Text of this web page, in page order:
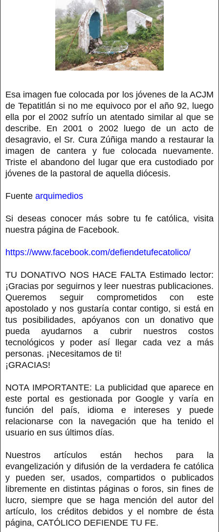
Esa imagen fue colocada por los jóvenes de la ACJM
de Tepatitlán si no me equivoco por el año 92, luego
ella por el 2002 sufrío un atentado similar al que se
describe. En 2001 o 2002 luego de un acto de
desagravio, el Sr. Cura Zúñiga mando a restaurar la
imagen de cantera y fue colocada nuevamente.
Triste el abandono del lugar que era custodiado por
jóvenes de la pastoral de aquella diócesis.
Fuente arquimedios
Si deseas conocer más sobre tu fe católica, visita
nuestra página de Facebook.
https://www.facebook.com/defiendetufecatolico/
TU DONATIVO NOS HACE FALTA Estimado lector:
¡Gracias por seguirnos y leer nuestras publicaciones.
Queremos seguir comprometidos con este
apostolado y nos gustaría contar contigo, si está en
tus posibilidades, apóyanos con un donativo que
pueda ayudarnos a cubrir nuestros costos
tecnológicos y poder así llegar cada vez a más
personas. ¡Necesitamos de ti!
¡GRACIAS!
NOTA IMPORTANTE: La publicidad que aparece en
este portal es gestionada por Google y varía en
función del país, idioma e intereses y puede
relacionarse con la navegación que ha tenido el
usuario en sus últimos días.
Nuestros artículos están hechos para la
evangelización y difusión de la verdadera fe católica
y pueden ser, usados, compartidos o publicados
libremente en distintas páginas o foros, sin fines de
lucro, siempre que se haga mención del autor del
artículo, los créditos debidos y el nombre de ésta
página, CATÓLICO DEFIENDE TU FE.